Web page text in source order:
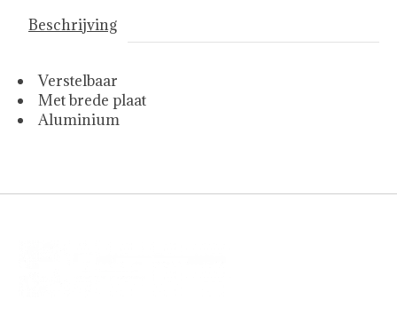
Beschrijving
Verstelbaar
Met brede plaat
Aluminium